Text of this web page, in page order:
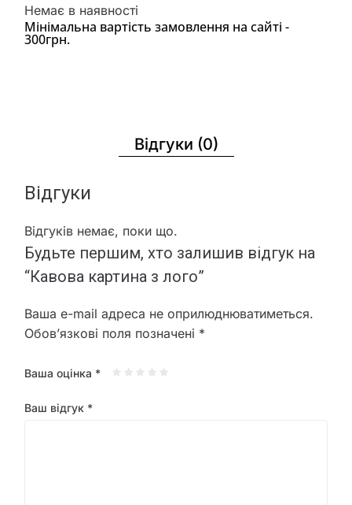
Немає в наявності
Мінімальна вартість замовлення на сайті -
300грн.
Відгуки (0)
Відгуки
Відгуків немає, поки що.
Будьте першим, хто залишив відгук на
“Кавова картина з лого”
Ваша e-mail адреса не оприлюднюватиметься.
Обов’язкові поля позначені *
Ваша оцінка *
Ваш відгук *